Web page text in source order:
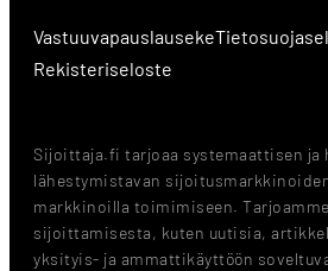
Vastuuvapauslauseke
Rekisteriseloste
Sijoittaja.fi tarjoaa systemaattisen ja
lähestymistavan
markkinoilla toimimiseen.
sijoittamisesta, kuten uutisia,
yksityis- ja ammattikäyttöön